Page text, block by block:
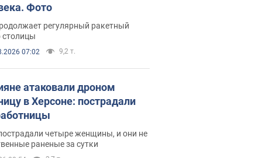
Фото
регулярный ракетный
столицы
07:02 9,2 т.
атаковали дроном
в Херсоне: пострадали
четыре женщины, и они не
раненые за сутки